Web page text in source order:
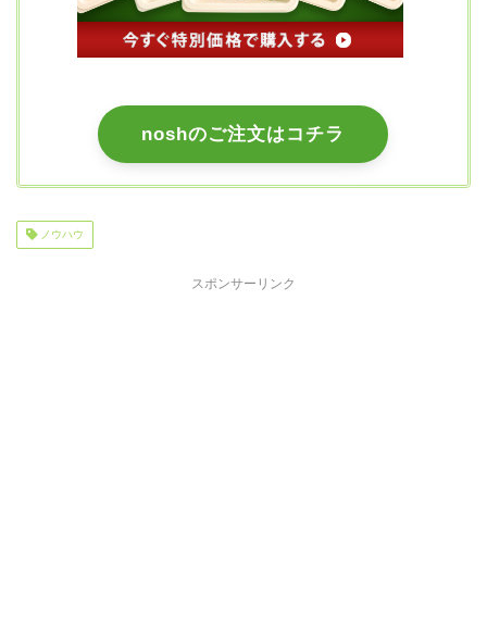
noshのご注文はコチラ
ノウハウ
スポンサーリンク